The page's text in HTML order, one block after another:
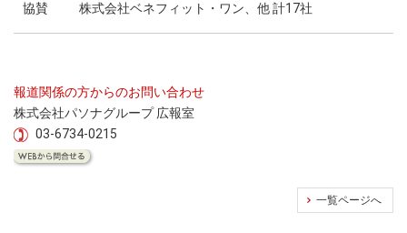
協賛 株式会社ベネフィット・ワン、他 計17社
報道関係の方からのお問い合わせ
株式会社パソナグループ 広報室
03-6734-0215
一覧ページへ